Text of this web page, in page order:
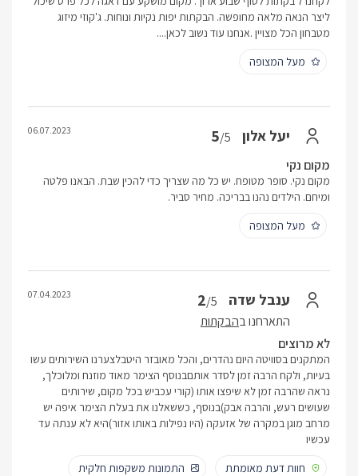
ליצר הנאה מלאה מחופשה. הבקתות יפות נקיות ונוחות. ג'קוזי מיזוג
מטבחון הכל מצויין .אנחנו עוד נשוב לכאן....
מעל המצופה
יעל אלון 5/5
06.07.2023
מקום נקי
מקום נקי. סופר מטופח. יש כל מה שצריך כדי להכין שבת. הבאנו פלטה
ומיחם. הילדים נהנו בבריכה. מחיר סביר.
מעל המצופה
ענבל שדה 2/5
התארחנו בהבקתות
07.04.2023
לא מרוצים
המתקנים בסוויטה היום נהדרים, והכל מאובזר היטבלצערנו השירותים עשו
בעיות, ולקח הרבה זמן לסדר אותםבנוסף הצימר מאוד מוזנח ומלוכלך,
נראה שהרבה זמן לא שיפצו אותו (קורי עכביש בכל מקום, שירותים
שעושים רעש, והרבה אבק)בנוסף, כששאלנו את בעלת הצימר איפה יש
מרחב מוגן במקרה של אזעקה (היו נפילות באותו אזור)היא לא ענתה עד
עכשיו
חוות דעת מאומתת
התמונות משקפות חלקית